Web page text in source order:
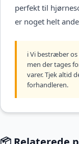
perfekt til
er noget helt
ℹ️ Vi bestræber
men der tages
varer. Tjek altid
forhandleren.